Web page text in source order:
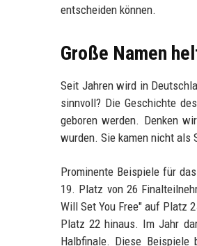
entscheiden können.
Große Namen
Seit Jahren wird in
sinnvoll? Die Geschichte
geboren werden. Denken
wurden. Sie kamen nicht als
Prominente Beispiele für
19. Platz von 26
Will Set You Free" auf Platz
Platz 22 hinaus. Im Jahr
Halbfinale. Diese